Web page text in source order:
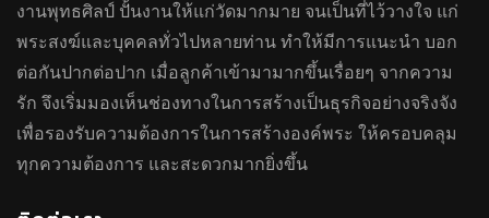
งานพุทธศิลป์ ปั้นงานให้แก่วัดมากมาย จนเป็นที่ไว้วางใจ แก่
พระสงฆ์และบุคคลทั่วไปหลายท่าน ทำให้มีการแนะนำ บอก
ต่อกันปากต่อปาก เมื่อลูกค้าเข้ามามากขึ้นเรื่อยๆ จากความ
รัก จึงเริ่มมองเห็นช่องทางในการสร้างเป็นธุรกิจอย่างจริงจัง
เพื่อรองรับความต้องการในการสร้างองค์พระ ให้ครอบคลุม
ทุกความต้องการ และสะดวกมากยิ่งขึ้น